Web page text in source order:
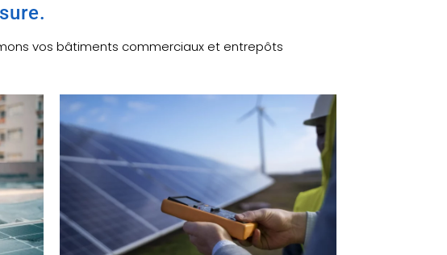
vos bâtiments commerciaux et entrepôts